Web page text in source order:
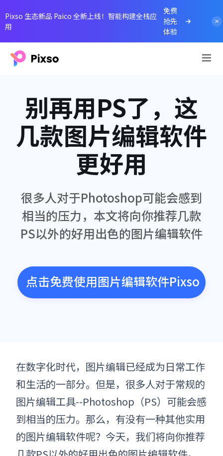
Pixso 生态新品 Paico 全新上线！智能构建全栈应
用
免费
抢先
体验
别再用PS了，这
几款图片编辑软件
更好用
很多人对于Photoshop可能会感到
相当的压力，本文将向你推荐几款
PS以外的好用出色的图片编辑软件
点击免费使用图片编辑软件Pixso
在数字化时代，图片编辑已经成为日常工作
和生活的一部分。但是，很多人对于常规的
图片编辑工具--Photoshop（PS）可能会感
到相当的压力。那么，有没有一种其他实用
的图片编辑软件呢？今天，我们将向你推荐